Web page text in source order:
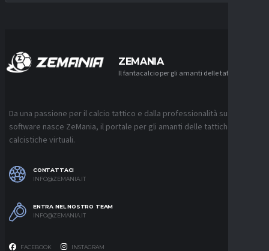
ZEMANIA
Il fantacalcio per gli amanti delle tattiche
Da una passione per il calcio tattico e dalla professionalità sui
software nasce ZeMania, il portale per gli amanti delle tattiche
calcistiche virtuali.
CONTATTACI
INFO@ZEMANIA.IT
ENTRA NEL NOSTRO TEAM
INFO@ZEMANIA.IT
FACEBOOK INSTAGRAM